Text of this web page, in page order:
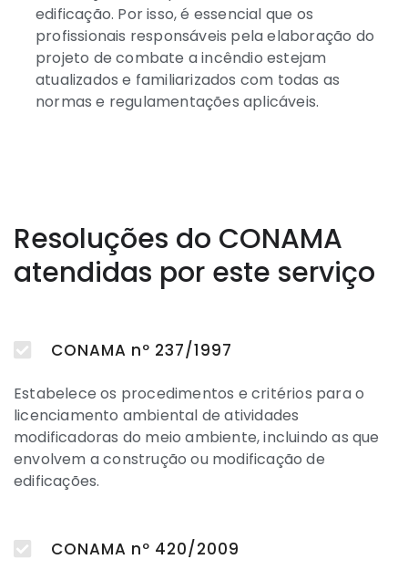
edificação. Por isso, é essencial que os
profissionais responsáveis pela elaboração do
projeto de combate a incêndio estejam
atualizados e familiarizados com todas as
normas e regulamentações aplicáveis.
Resoluções do CONAMA
atendidas por este serviço
CONAMA nº 237/1997
Estabelece os procedimentos e critérios para o
licenciamento ambiental de atividades
modificadoras do meio ambiente, incluindo as que
envolvem a construção ou modificação de
edificações.
CONAMA nº 420/2009